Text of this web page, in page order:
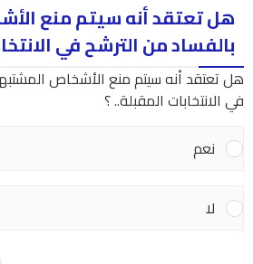
هل تعتقد أنه سيتم منع
بالفساد من الترشح في
هل تعتقد أنه سيتم منع الأشخاص
في الانتخابات المقبلة.. ؟
نعم
لا